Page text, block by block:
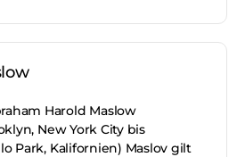
Harold Maslow
New York City bis
Park, Kalifornien) Maslov gilt